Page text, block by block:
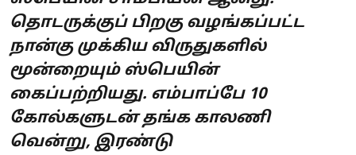
தொடருக்குப் பிறகு வழங்கப்பட்ட
நான்கு முக்கிய விருதுகளில்
மூன்றையும் ஸ்பெயின்
கைப்பற்றியது. எம்பாப்பே 10
கோல்களுடன் தங்க காலணி
வென்று, இரண்டு